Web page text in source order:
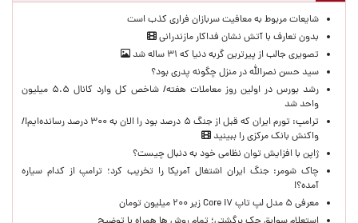
شایعات مربوط به معافیت سربازان فراری کذب است
بدون تعارف با آتش نشان فداکار مازندرانی
تصویری جالب از پیرترین گربه دنیا که ۳۱ ساله شد
سید حسن نصرالله در منزل چگونه پدری بود؟
رشد بورس در اولین روز معاملات هفته/ شاخص کل وارد کانال ۵.۵ میلیون
واحد شد
ترامپ: تورم ایران که قبل از جنگ ۵ درصد بود را الان به ۳۰۰ درصد رسانده‌ایم!/
واکنش بانک مرکزی را ببینید
ژاپن با افزایش توان نظامی خود به دنبال چیست؟
چاک شومر: جنگ ایران اشتغال آمریکا را تخریب کرد؛ ترامپ از کدام سیاره
آمده؟!
معرفی ۵ مدل لپ تاپ Core i۷ زیر ۲۰۰ میلیون تومان